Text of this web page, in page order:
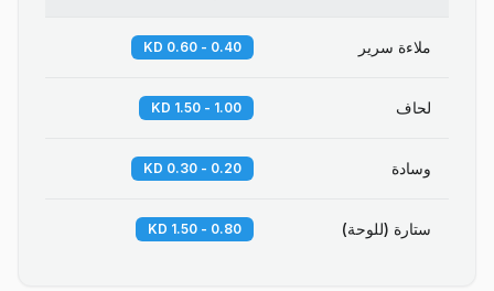
ملاءة سرير 0.40 - 0.60 KD
لحاف 1.00 - 1.50 KD
وسادة 0.20 - 0.30 KD
ستارة (للوحة) 0.80 - 1.50 KD